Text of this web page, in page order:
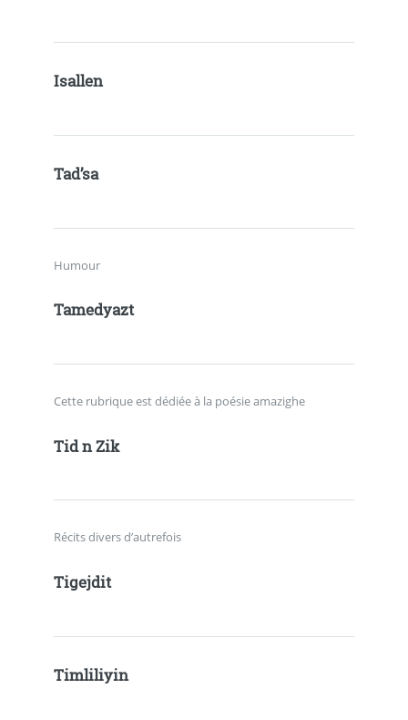
Isallen
Tad’sa
Humour
Tamedyazt
Cette rubrique est dédiée à la poésie amazighe
Tid n Zik
Récits divers d’autrefois
Tigejdit
Timliliyin